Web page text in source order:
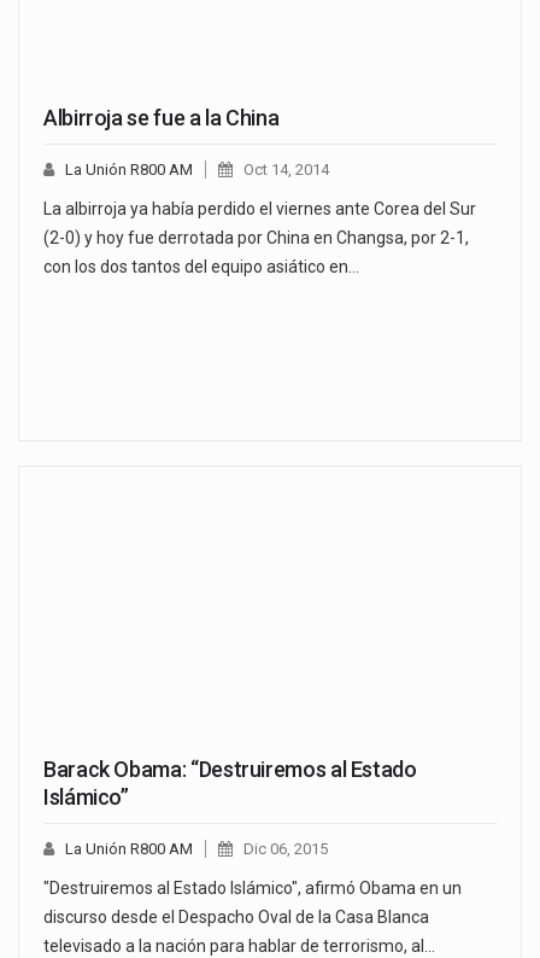
Albirroja se fue a la China
La Unión R800 AM Oct 14, 2014
La albirroja ya había perdido el viernes ante Corea del Sur
(2-0) y hoy fue derrotada por China en Changsa, por 2-1,
con los dos tantos del equipo asiático en…
Barack Obama: “Destruiremos al Estado
Islámico”
La Unión R800 AM Dic 06, 2015
"Destruiremos al Estado Islámico", afirmó Obama en un
discurso desde el Despacho Oval de la Casa Blanca
televisado a la nación para hablar de terrorismo, al…